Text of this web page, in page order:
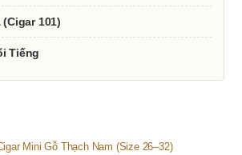
101)
Tiếng
Mini Gỗ Thạch Nam (Size 26–32)